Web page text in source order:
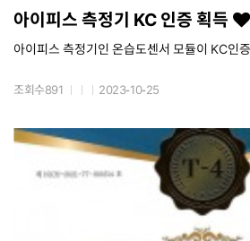
아이피스 측정기 KC 인증 획득
아이피스 측정기인 온습도센서 모듈이 KC인
조회수891 2023-10-25